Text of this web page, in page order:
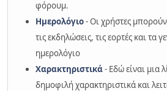
φόρουμ.
Ημερολόγιο- Οι χρήστες
τις εκδηλώσεις, τις εορτές και τα
ημερολόγιο
Χαρακτηριστικά- Εδώ είναι μια
δημοφιλή χαρακτηριστικά και